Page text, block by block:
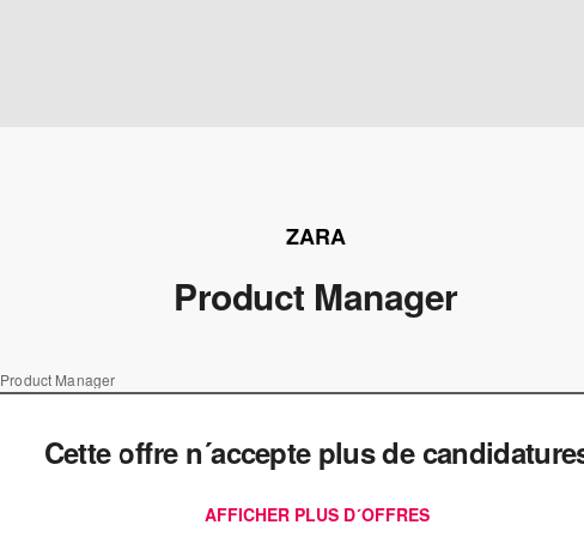
ZARA
Product Manager
Product Manager
Cette offre n´accepte plus de
AFFICHER PLUS D´OFFRES